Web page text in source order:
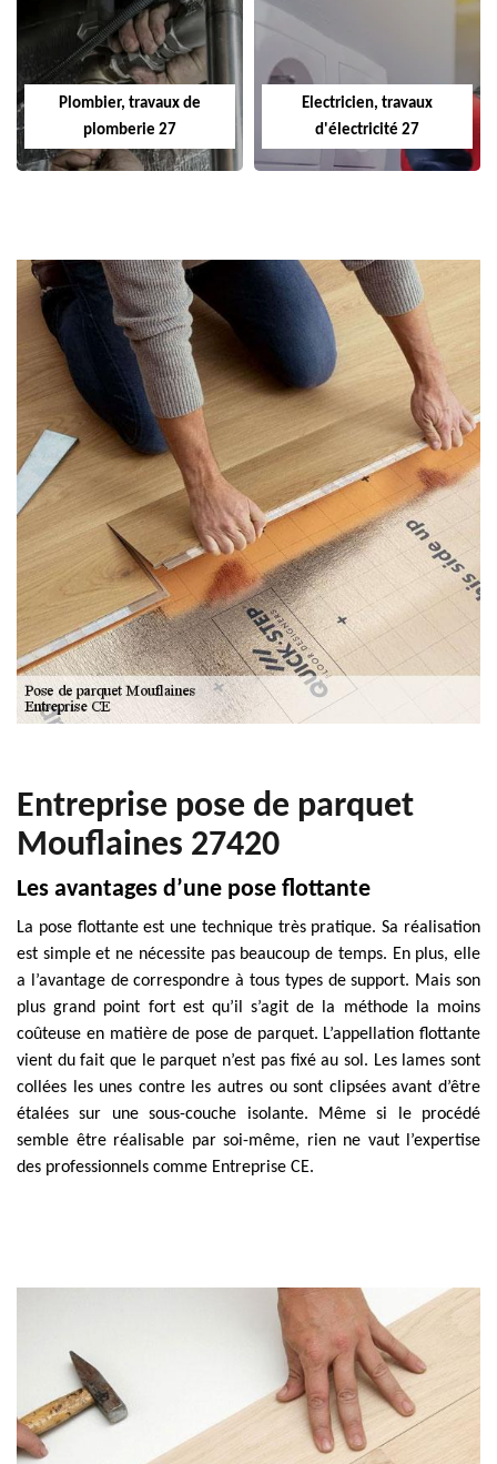
Plombier, travaux de
plomberie 27
Electricien, travaux
d'électricité 27
Entreprise pose de parquet
Mouflaines 27420
Les avantages d’une pose flottante
La pose flottante est une technique très pratique. Sa réalisation
est simple et ne nécessite pas beaucoup de temps. En plus, elle
a l’avantage de correspondre à tous types de support. Mais son
plus grand point fort est qu’il s’agit de la méthode la moins
coûteuse en matière de pose de parquet. L’appellation flottante
vient du fait que le parquet n’est pas fixé au sol. Les lames sont
collées les unes contre les autres ou sont clipsées avant d’être
étalées sur une sous-couche isolante. Même si le procédé
semble être réalisable par soi-même, rien ne vaut l’expertise
des professionnels comme Entreprise CE.